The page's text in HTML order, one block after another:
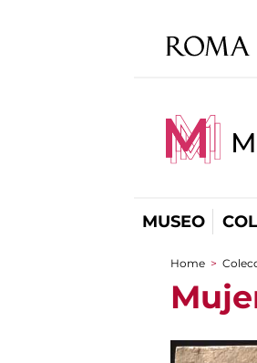
MUSEO
You are
Home >